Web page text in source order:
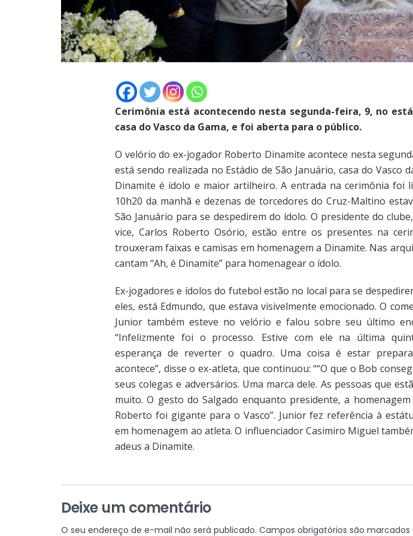
Cerimônia está acontecendo nesta segunda-feira, 9, no
casa do Vasco da Gama, e foi aberta para o público.
O velório do ex-jogador Roberto Dinamite acontece nesta
está sendo realizada no Estádio de São Januário, casa do Vasco
Dinamite é ídolo e maior artilheiro. A entrada na cerimônia foi
10h20 da manhã e dezenas de torcedores do Cruz-Maltino
São Januário para se despedirem do ídolo. O presidente do
vice, Carlos Roberto Osório, estão entre os presentes na
trouxeram faixas e camisas em homenagem a Dinamite. Nas
cantam “Ah, é Dinamite” para homenagear o ídolo.
Ex-jogadores e ídolos do futebol estão no local para se
eles, está Edmundo, que estava visivelmente emocionado. O
Junior também esteve no velório e falou sobre seu último
“Infelizmente foi o processo. Estive com ele na última
esperança de reverter o quadro. Uma coisa é estar
acontece”, disse o ex-atleta, que continuou: ““O que o Bob
seus colegas e adversários. Uma marca dele. As pessoas que
muito. O gesto do Salgado enquanto presidente, a homenagem
Roberto foi gigante para o Vasco”. Junior fez referência à
em homenagem ao atleta. O influenciador Casimiro Miguel
adeus a Dinamite.
Deixe um comentário
O seu endereço de e-mail não será publicado. Campos obrigatórios são